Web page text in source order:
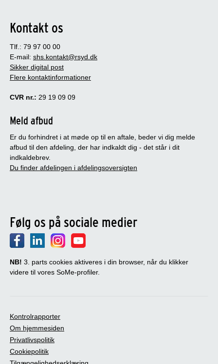
Kontakt os
Tlf.: 79 97 00 00
E-mail: shs.kontakt@rsyd.dk
Sikker digital post
Flere kontaktinformationer
CVR nr.: 29 19 09 09
Meld afbud
Er du forhindret i at møde op til en aftale, beder vi dig melde
afbud til den afdeling, der har indkaldt dig - det står i dit
indkaldebrev.
Du finder afdelingen i afdelingsoversigten
Følg os på sociale medier
NB! 3. parts cookies aktiveres i din browser, når du klikker
videre til vores SoMe-profiler.
Kontrolrapporter
Om hjemmesiden
Privatlivspolitik
Cookiepolitik